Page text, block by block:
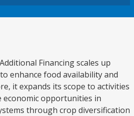
Financing scales up
enhance food availability and
it expands its scope to activities
economic opportunities in
through crop diversification